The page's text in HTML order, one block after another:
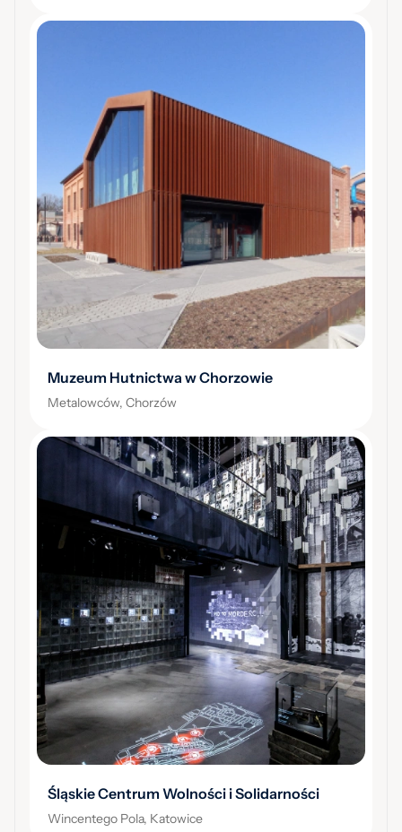
Muzeum Hutnictwa w Chorzowie
Metalowców, Chorzów
Śląskie Centrum Wolności i Solidarności
Wincentego Pola, Katowice